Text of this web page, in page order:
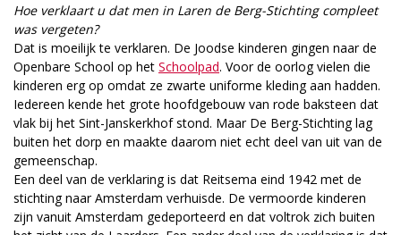
Hoe verklaart u dat men in Laren de Berg-Stichting compleet
was vergeten?
Dat is moeilijk te verklaren. De Joodse kinderen gingen naar de
Openbare School op het Schoolpad. Voor de oorlog vielen die
kinderen erg op omdat ze zwarte uniforme kleding aan hadden.
Iedereen kende het grote hoofdgebouw van rode baksteen dat
vlak bij het Sint-Janskerkhof stond. Maar De Berg-Stichting lag
buiten het dorp en maakte daarom niet echt deel van uit van de
gemeenschap.
Een deel van de verklaring is dat Reitsema eind 1942 met de
stichting naar Amsterdam verhuisde. De vermoorde kinderen
zijn vanuit Amsterdam gedeporteerd en dat voltrok zich buiten